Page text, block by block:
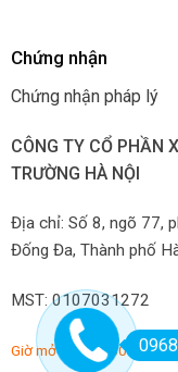
Chứng nhận
Chứng nhận pháp lý
CÔNG TY CỔ PHẦN
TRƯỜNG HÀ NỘI
Địa chỉ: Số 8, ngõ 77,
Đống Đa, Thành phố
MST: 0107031272
Giờ mở hàng: 7:00-22:00